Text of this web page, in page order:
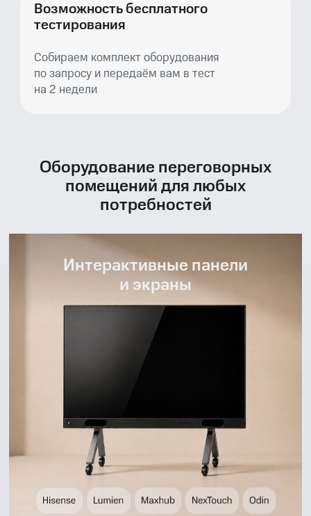
Возможность бесплатного
тестирования
Собираем комплект оборудования
по запросу и передаём вам в тест
на 2 недели
Оборудование переговорных
помещений для любых
потребностей
Интерактивные панели
и экраны